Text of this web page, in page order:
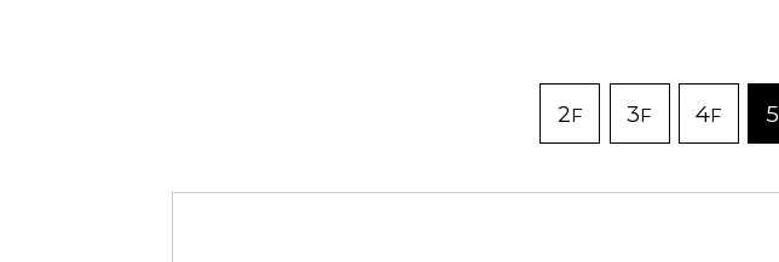
2F 3F 4F 5